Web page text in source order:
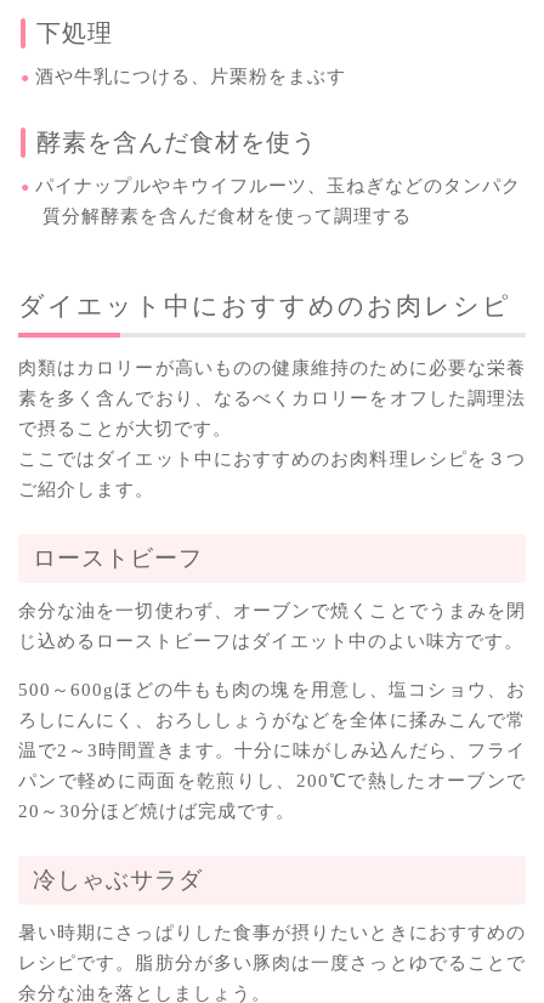
下処理
酒や牛乳につける、片栗粉をまぶす
酵素を含んだ食材を使う
パイナップルやキウイフルーツ、玉ねぎなどのタンパク
質分解酵素を含んだ食材を使って調理する
ダイエット中におすすめのお肉レシピ
肉類はカロリーが高いものの健康維持のために必要な栄養
素を多く含んでおり、なるべくカロリーをオフした調理法
で摂ることが大切です。
ここではダイエット中におすすめのお肉料理レシピを３つ
ご紹介します。
ローストビーフ
余分な油を一切使わず、オーブンで焼くことでうまみを閉
じ込めるローストビーフはダイエット中のよい味方です。
500～600gほどの牛もも肉の塊を用意し、塩コショウ、お
ろしにんにく、おろししょうがなどを全体に揉みこんで常
温で2～3時間置きます。十分に味がしみ込んだら、フライ
パンで軽めに両面を乾煎りし、200℃で熱したオーブンで
20～30分ほど焼けば完成です。
冷しゃぶサラダ
暑い時期にさっぱりした食事が摂りたいときにおすすめの
レシピです。脂肪分が多い豚肉は一度さっとゆでることで
余分な油を落としましょう。